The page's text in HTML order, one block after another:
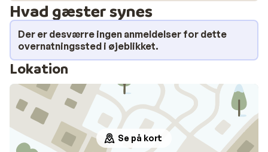
Hvad gæster synes
Der er desværre ingen anmeldelser for dette
overnatningssted i øjeblikket.
Lokation
Se på kort